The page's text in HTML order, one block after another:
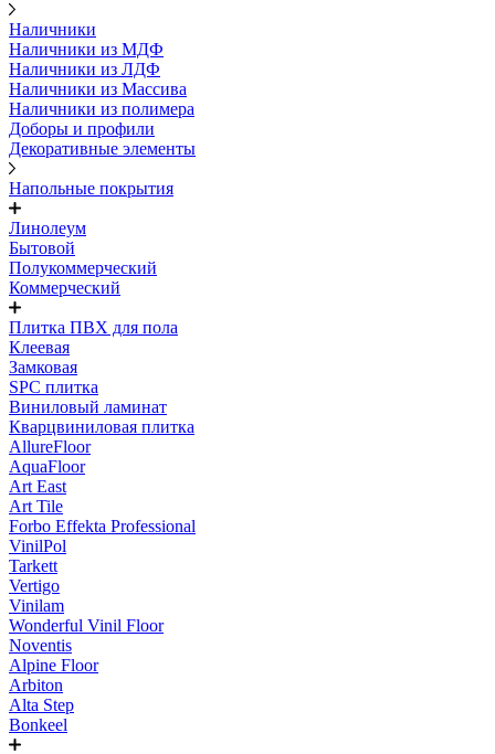
Наличники
Наличники из МДФ
Наличники из ЛДФ
Наличники из Массива
Наличники из полимера
Доборы и профили
Декоративные элементы
Напольные покрытия
Линолеум
Бытовой
Полукоммерческий
Коммерческий
Плитка ПВХ для пола
Клеевая
Замковая
SPC плитка
Виниловый ламинат
Кварцвиниловая плитка
AllureFloor
AquaFloor
Art East
Art Tile
Forbo Effekta Professional
VinilPol
Tarkett
Vertigo
Vinilam
Wonderful Vinil Floor
Noventis
Alpine Floor
Arbiton
Alta Step
Bonkeel